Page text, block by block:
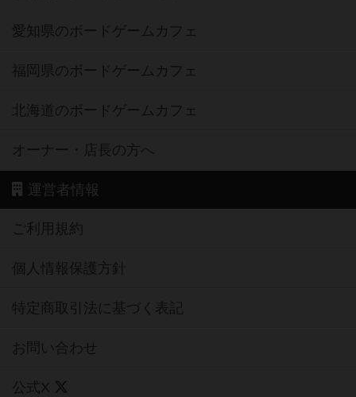
愛知県のボードゲームカフェ
福岡県のボードゲームカフェ
北海道のボードゲームカフェ
オーナー・店長の方へ
運営者情報
ご利用規約
個人情報保護方針
特定商取引法に基づく表記
お問い合わせ
公式X